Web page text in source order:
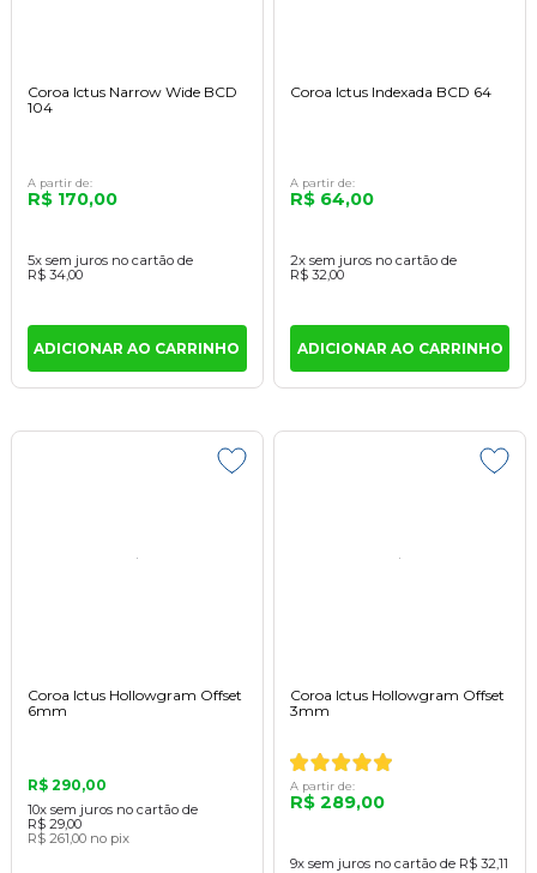
Coroa Ictus Narrow Wide BCD
104
A partir de:
R$ 170,00
5x sem juros no cartãode
R$ 34,00
ADICIONAR AO CARRINHO
Coroa Ictus Indexada BCD 64
A partir de:
R$ 64,00
2x sem juros no cartão de
R$ 32,00
ADICIONAR AO CARRINHO
Coroa Ictus Hollowgram Offset
6mm
R$ 290,00
10x sem juros no cartãode
R$ 29,00
R$ 261,00 no pix
Coroa Ictus Hollowgram Offset
3mm
A partir de:
R$ 289,00
9x sem juros no cartão de R$ 32,11